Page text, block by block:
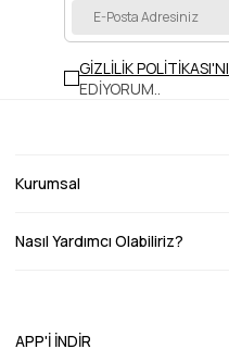
GİZLİLİK POLİTİKASI'NI
EDİYORUM.
Kurumsal
Nasıl Yardımcı Olabiliriz?
APP'İ İNDİR